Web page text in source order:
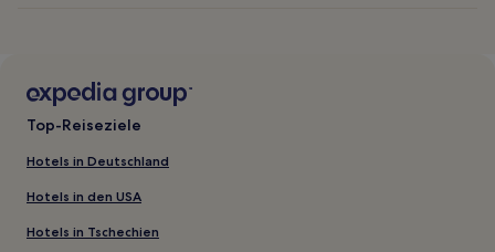
Top-Reiseziele
Hotels in Deutschland
Hotels in den USA
Hotels in Tschechien